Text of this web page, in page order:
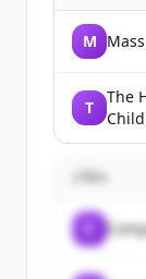
M
T
The